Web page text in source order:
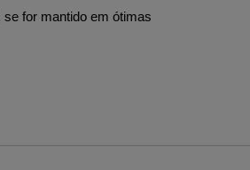
for mantido em ótimas